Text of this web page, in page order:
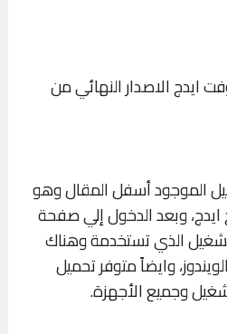
ايدج الاصدار النهائي من
الموجود أسفل المقال وهو
وبعد الدخول إلي صفحة
الذي تستخدمة وهناك
وايضاً متوفر تحميل
وجميع الأجهزة.